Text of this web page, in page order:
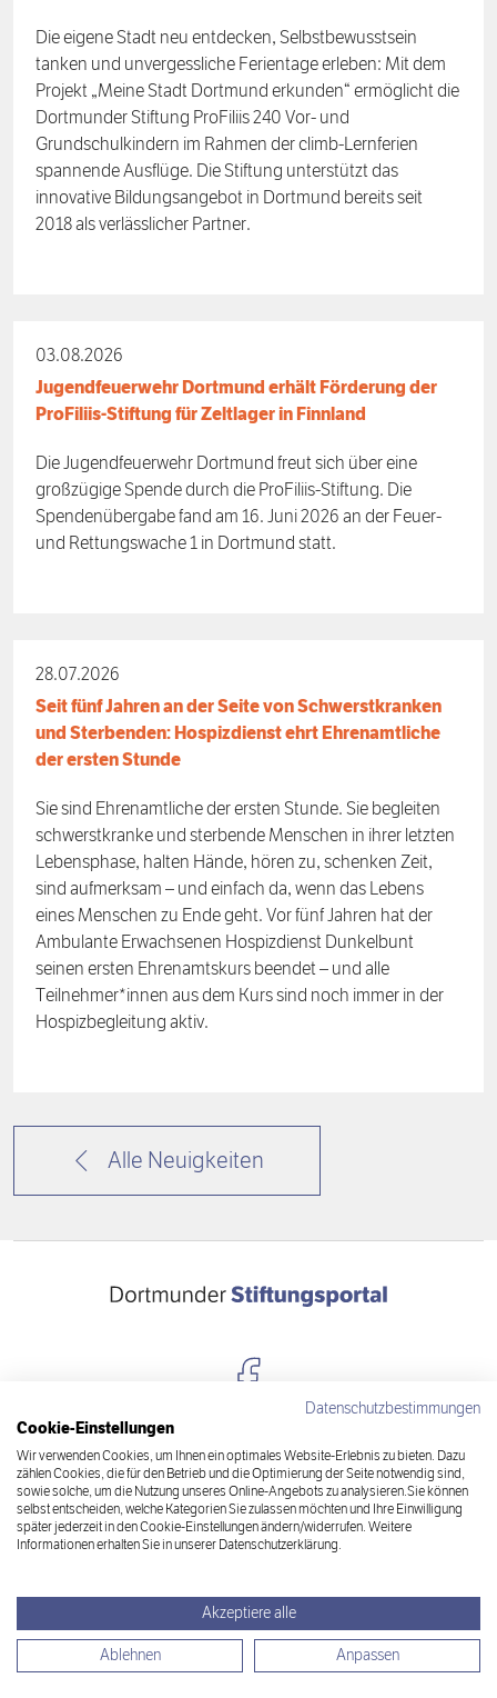
Die eigene Stadt neu entdecken, Selbstbewusstsein
tanken und unvergessliche Ferientage erleben: Mit dem
Projekt „Meine Stadt Dortmund erkunden“ ermöglicht die
Dortmunder Stiftung ProFiliis 240 Vor- und
Grundschulkindern im Rahmen der climb-Lernferien
spannende Ausflüge. Die Stiftung unterstützt das
innovative Bildungsangebot in Dortmund bereits seit
2018 als verlässlicher Partner.
03.08.2026
Jugendfeuerwehr Dortmund erhält Förderung der
ProFiliis-Stiftung für Zeltlager in Finnland
Die Jugendfeuerwehr Dortmund freut sich über eine
großzügige Spende durch die ProFiliis-Stiftung. Die
Spendenübergabe fand am 16. Juni 2026 an der Feuer-
und Rettungswache 1 in Dortmund statt.
28.07.2026
Seit fünf Jahren an der Seite von Schwerstkranken
und Sterbenden: Hospizdienst ehrt Ehrenamtliche
der ersten Stunde
Sie sind Ehrenamtliche der ersten Stunde. Sie begleiten
schwerstkranke und sterbende Menschen in ihrer letzten
Lebensphase, halten Hände, hören zu, schenken Zeit,
sind aufmerksam – und einfach da, wenn das Lebens
eines Menschen zu Ende geht. Vor fünf Jahren hat der
Ambulante Erwachsenen Hospizdienst Dunkelbunt
seinen ersten Ehrenamtskurs beendet – und alle
Teilnehmer*innen aus dem Kurs sind noch immer in der
Hospizbegleitung aktiv.
Alle Neuigkeiten
Datenschutz
Impressum
Cookie-Einstellungen
Datenschutzbestimmungen
Cookie-Einstellungen
Wir verwenden Cookies, um Ihnen ein optimales Website-Erlebnis zu bieten. Dazu
zählen Cookies, die für den Betrieb und die Optimierung der Seite notwendig sind,
sowie solche, um die Nutzung unseres Online-Angebots zu analysieren.Sie können
selbst entscheiden, welche Kategorien Sie zulassen möchten und Ihre Einwilligung
später jederzeit in den Cookie-Einstellungen ändern/widerrufen. Weitere
Informationen erhalten Sie in unserer Datenschutzerklärung.
Akzeptiere alle
Ablehnen Anpassen